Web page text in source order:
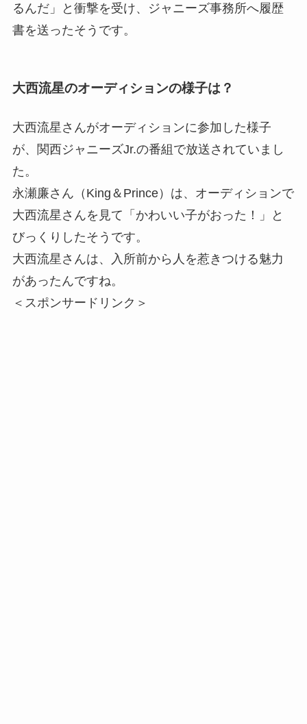
るんだ」と衝撃を受け、ジャニーズ事務所へ履歴
書を送ったそうです。
大西流星のオーディションの様子は？
大西流星さんがオーディションに参加した様子
が、関西ジャニーズJr.の番組で放送されていまし
た。
永瀬廉さん（King＆Prince）は、オーディションで
大西流星さんを見て「かわいい子がおった！」と
びっくりしたそうです。
大西流星さんは、入所前から人を惹きつける魅力
があったんですね。
＜スポンサードリンク＞